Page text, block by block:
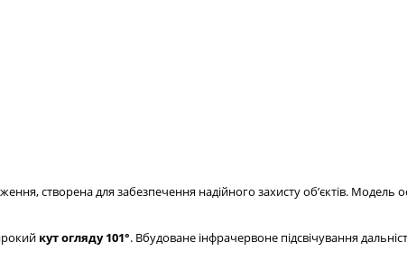
створена для забезпечення надійного захисту обʼєктів. Модель
кут огляду 101°. Вбудоване інфрачервоне підсвічування